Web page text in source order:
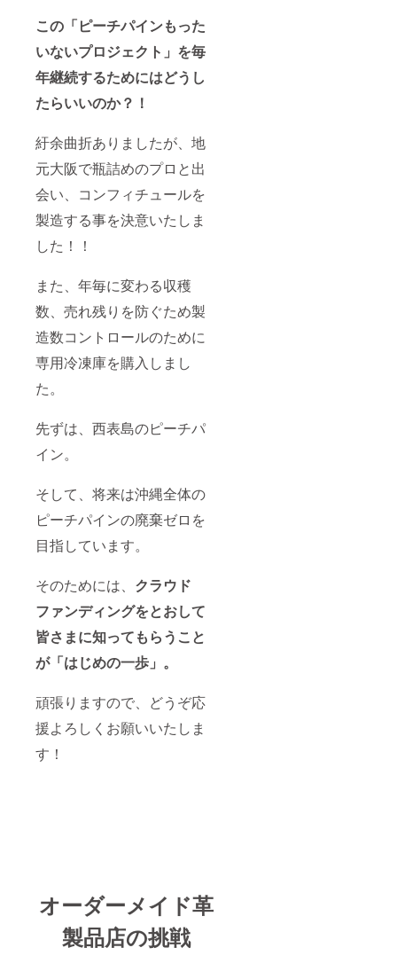
この「ピーチパインもった
いないプロジェクト」を毎
年継続するためにはどうし
たらいいのか？！
紆余曲折ありましたが、地
元大阪で瓶詰めのプロと出
会い、コンフィチュールを
製造する事を決意いたしま
した！！
また、年毎に変わる収穫
数、売れ残りを防ぐため製
造数コントロールのために
専用冷凍庫を購入しまし
た。
先ずは、西表島のピーチパ
イン。
そして、将来は沖縄全体の
ピーチパインの廃棄ゼロを
目指しています。
そのためには、 クラウド
ファンディングをとおして
皆さまに知ってもらうこと
が「はじめの一歩」。
頑張りますので、どうぞ応
援よろしくお願いいたしま
す！
オーダーメイド革
製品店の挑戦